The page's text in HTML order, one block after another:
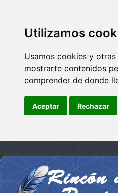
Utilizamos
Usamos cookies y
mostrarte contenidos
comprender de donde
Aceptar Rechazar